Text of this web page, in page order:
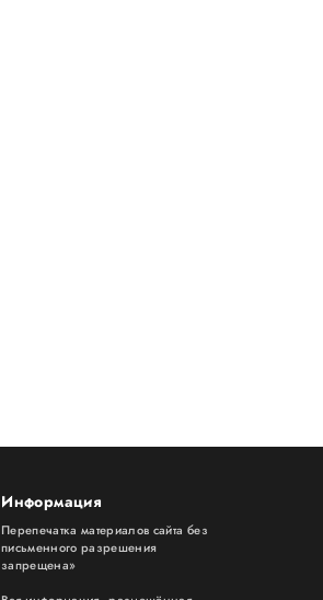
Информация
Перепечатка материалов сайта без
письменного разрешения
запрещена»